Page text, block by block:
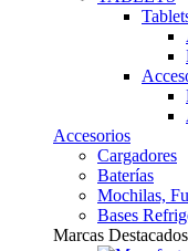
Accesorios
Cargadores
Baterías
Mochilas,
Bases
Marcas Destacados